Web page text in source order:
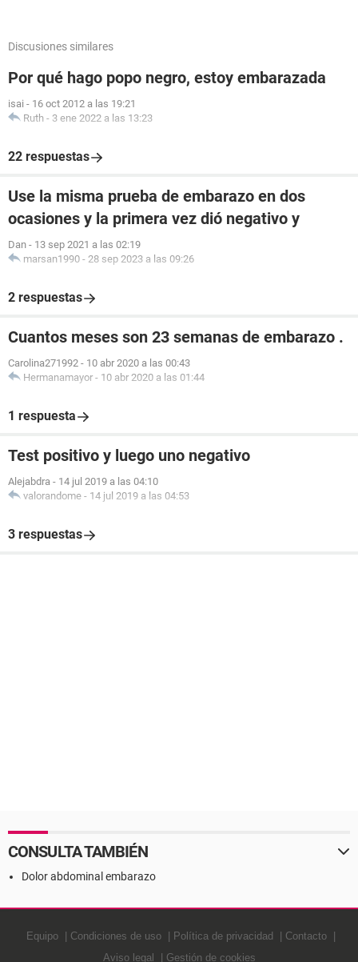
Discusiones similares
Por qué hago popo negro, estoy embarazada
isai - 16 oct 2012 a las 19:21
Ruth - 3 ene 2022 a las 13:23
22 respuestas
Use la misma prueba de embarazo en dos
ocasiones y la primera vez dió negativo y
Dan - 13 sep 2021 a las 02:19
marsan1990 - 28 sep 2023 a las 09:26
2 respuestas
Cuantos meses son 23 semanas de embarazo .
Carolina271992 - 10 abr 2020 a las 00:43
Hermanamayor - 10 abr 2020 a las 01:44
1 respuesta
Test positivo y luego uno negativo
Alejabdra - 14 jul 2019 a las 04:10
valorandome - 14 jul 2019 a las 04:53
3 respuestas
CONSULTA TAMBIÉN
Dolor abdominal embarazo
Equipo Condiciones de uso Política de privacidad
Contacto
Aviso legal
Gestión de cookies